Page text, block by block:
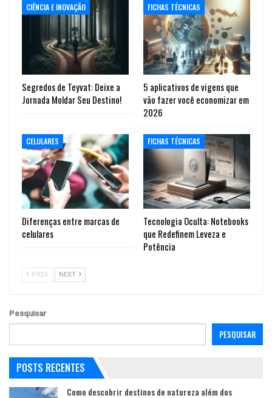
CIÊNCIA E INOVAÇÃO
Segredos de Teyvat: Deixe a
Jornada Moldar Seu Destino!
FICHAS TÉCNICAS
5 aplicativos de vigens que
vão fazer você economizar em
2026
CELULARES
Diferenças entre marcas de
celulares
FICHAS TÉCNICAS
Tecnologia Oculta: Notebooks
que Redefinem Leveza e
Potência
PREV NEXT
Pesquisar
PESQUISAR
POSTS RECENTES
Como descobrir destinos de natureza além dos